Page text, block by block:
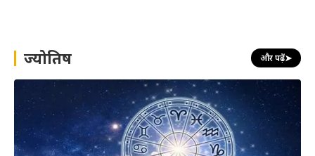
h ज्योतिष और पढ़ें➤